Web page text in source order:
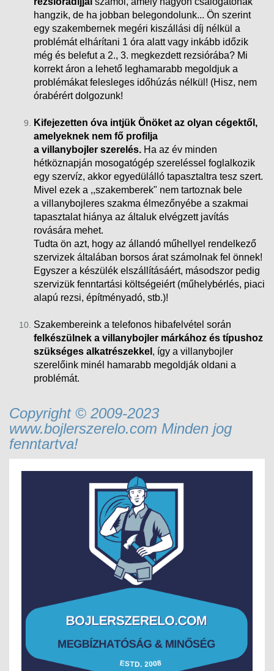
hangzik, de ha jobban belegondolunk... Ön szerint
egy szakembernek megéri kiszállási díj nélkül a
problémát elhárítani 1 óra alatt vagy inkább időzik
még és belefut a 2., 3. megkezdett rezsiórába? Mi
korrekt áron a lehető leghamarabb megoldjuk a
problémákat felesleges időhúzás nélkül! (Hisz, nem
órabérért dolgozunk!
Kifejezetten óva intjük Önöket az olyan cégektől,
amelyeknek nem fő profilja
a villanybojler szerelés. Ha az év minden
hétköznapján mosogatógép szereléssel foglalkozik
egy szervíz, akkor egyedülálló tapasztaltra tesz szert.
Mivel ezek a ,,szakemberek" nem tartoznak bele
a villanybojleres szakma élmezőnyébe a szakmai
tapasztalat hiánya az általuk elvégzett javítás
rovására mehet.
Tudta ön azt, hogy az állandó műhellyel rendelkező
szervizek általában borsos árat számolnak fel önnek!
Egyszer a készülék elszállításáért, másodszor pedig
szervizük fenntartási költségeiért (műhelybérlés, piaci
alapú rezsi, építményadó, stb.)!
Szakembereink a telefonos hibafelvétel során
felkészülnek a villanybojler márkához és típushoz
szükséges alkatrészekkel , így a villanybojler
szerelőink minél hamarabb megoldják oldani a
problémát.
Copyright © 2009-2023
www.bojlerszerelo.com Minden jog
fenntartva!